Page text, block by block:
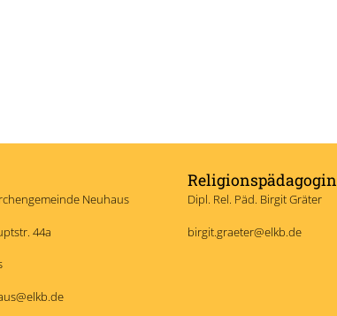
Neuhaus
44a
Religionspädagogin
Dipl. Rel. Päd. Birgit Gräter
birgit.graeter@elkb.de